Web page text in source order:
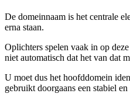
De domeinnaam is het centrale
erna staan.
Oplichters spelen vaak in op
niet automatisch dat het van dat
U moet dus het hoofddomein
gebruikt doorgaans een stabiel